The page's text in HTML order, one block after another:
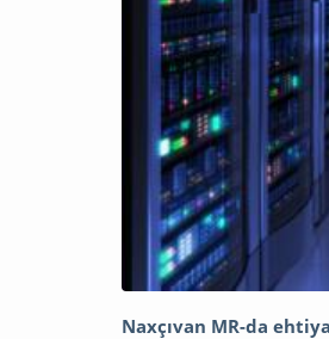
Naxçıvan MR-da